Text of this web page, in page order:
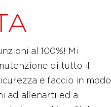
al 100%! Mi
di tutto il
e faccio in modo
ad allenarti ed a